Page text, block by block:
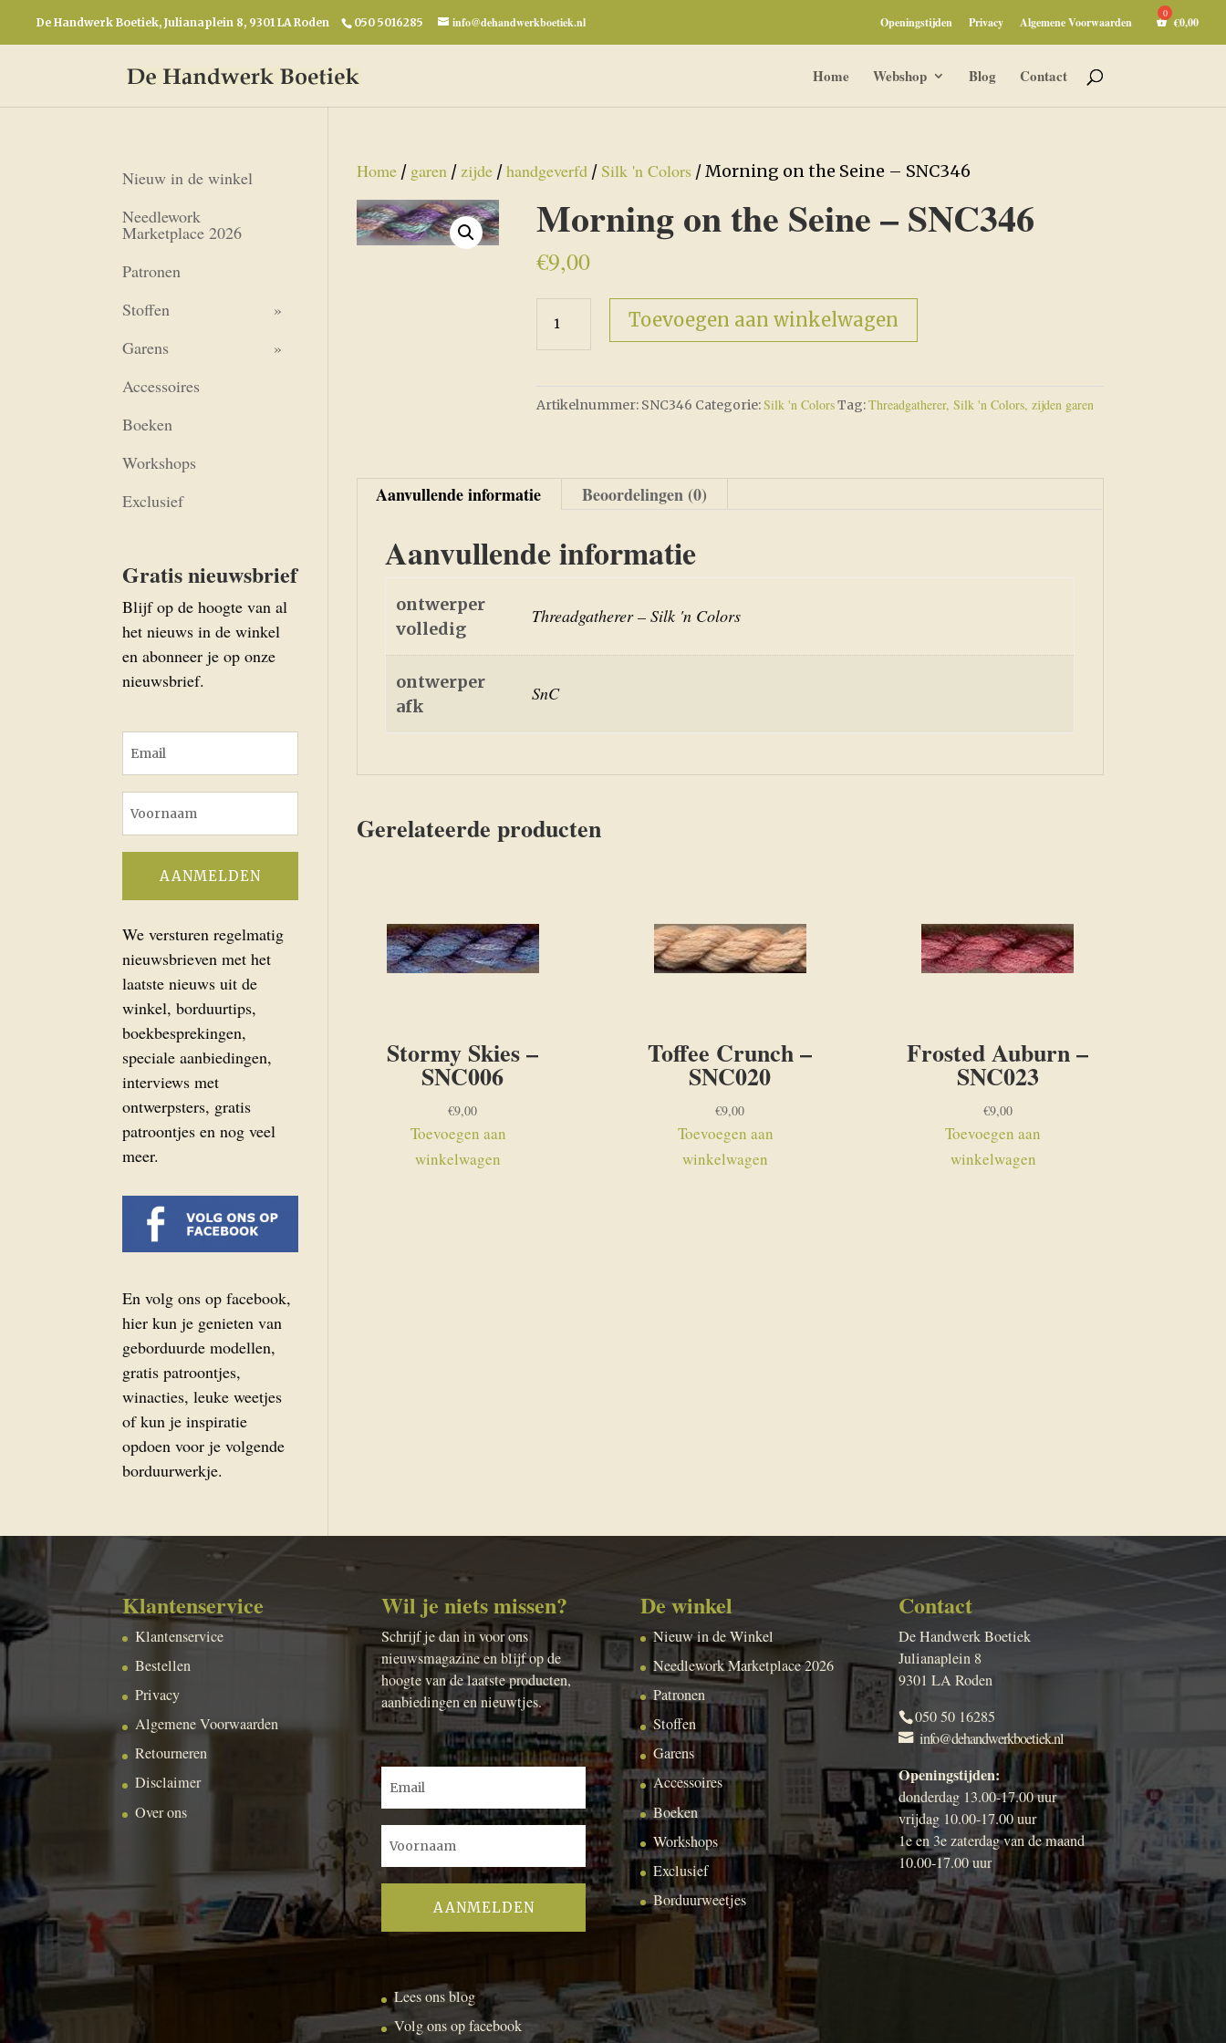
De Handwerk Boetiek, Julianaplein 8, 9301 LA Roden 050 5016285 info@dehandwerkboetiek.nl Openingstijden Privacy Algemene Voorwaarden €0,00
Home Webshop Blog Contact
Home / garen /zijde /handgeverfd / Silk 'n Colors / Morning on the Seine – SNC346
Morning on the Seine – SNC346
€9,00
on
-
Toevoegen aan winkelwagen
Artikelnummer: SNC346 Categorie:Silk 'n ColorsTag:Threadgatherer, Silk 'n Colors, zijden garen
Aanvullende informatie Beoordelingen (0)
Aanvullende informatie
ontwerper
volledig
Threadgatherer – Silk 'n Colors
ontwerper
afk
SnC
Gerelateerde producten
Stormy Skies –
SNC006
€9,00
Toevoegen aan
winkelwagen
Toffee Crunch –
SNC020
€9,00
Toevoegen aan
winkelwagen
Frosted Auburn –
SNC023
€9,00
Toevoegen aan
winkelwagen
Nieuw in de winkel
Needlework
Marketplace 2026
Patronen
Stoffen
Garens
Accessoires
Boeken
Workshops
Exclusief
Gratis nieuwsbrief
Blijf op de hoogte van al
het nieuws in de winkel
en abonneer je op onze
nieuwsbrief.
We versturen regelmatig
nieuwsbrieven met het
laatste nieuws uit de
winkel, borduurtips,
boekbesprekingen,
speciale aanbiedingen,
interviews met
ontwerpsters, gratis
patroontjes en nog veel
meer.
En volg ons op facebook,
hier kun je genieten van
geborduurde modellen,
gratis patroontjes,
winacties, leuke weetjes
of kun je inspiratie
opdoen voor je volgende
borduurwerkje.
Klantenservice
Klantenservice
Bestellen
Privacy
Algemene Voorwaarden
Retourneren
Disclaimer
Over ons
Wil je niets missen?
Schrijf je dan in voor ons
nieuwsmagazine en blijf op de
hoogte van de laatste producten,
aanbiedingen en nieuwtjes.
Lees ons blog
Volg ons op facebook
De winkel
Nieuw in de Winkel
Needlework Marketplace 2026
Patronen
Stoffen
Garens
Accessoires
Boeken
Workshops
Exclusief
Borduurweetjes
Contact
De Handwerk Boetiek
Julianaplein 8
9301 LA Roden
050 50 16285
info@dehandwerkboetiek.nl
Openingstijden:
donderdag 13.00-17.00 uur
vrijdag 10.00-17.00 uur
1e en 3e zaterdag van de maand
10.00-17.00 uur